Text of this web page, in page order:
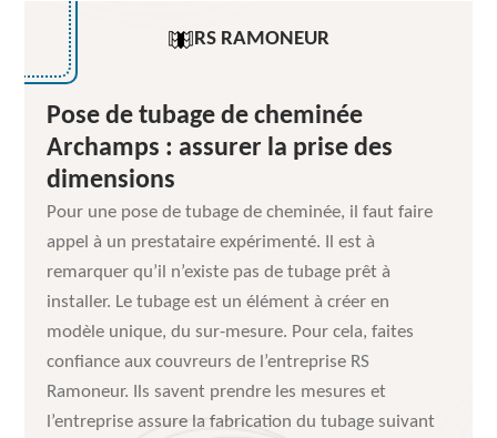
RS RAMONEUR
Pose de tubage de cheminée
Archamps : assurer la prise des
dimensions
Pour une pose de tubage de cheminée, il faut faire
appel à un prestataire expérimenté. Il est à
remarquer qu’il n’existe pas de tubage prêt à
installer. Le tubage est un élément à créer en
modèle unique, du sur-mesure. Pour cela, faites
confiance aux couvreurs de l’entreprise RS
Ramoneur. Ils savent prendre les mesures et
l’entreprise assure la fabrication du tubage suivant